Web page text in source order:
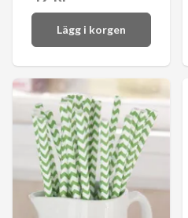
Lägg i korgen